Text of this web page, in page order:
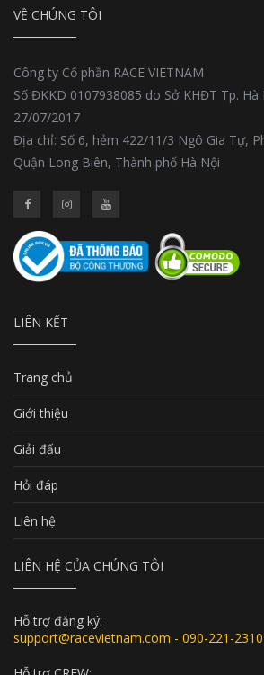
VỀ CHÚNG TÔI
Công ty Cổ phần RACE VIETNAM
Số ĐKKD 0107938085 do Sở KHĐT Tp. Hà
27/07/2017
Địa chỉ: Số 6, hẻm 422/11/3 Ngô Gia Tự,
Quận Long Biên, Thành phố Hà Nội
LIÊN KẾT
Trang chủ
Giới thiệu
Giải đấu
Hỏi đáp
Liên hệ
LIÊN HỆ CỦA CHÚNG TÔI
Hỗ trợ đăng ký:
support@racevietnam.com - 090-221-2310